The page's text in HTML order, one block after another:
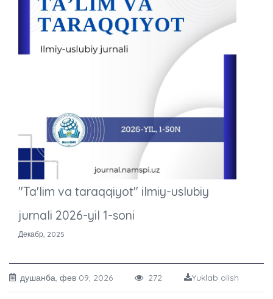
"Ta'lim va taraqqiyot" ilmiy-uslubiy
jurnali 2026-yil 1-soni
Декабр, 2025
душанба, фев 09, 2026 272 Yuklab olish